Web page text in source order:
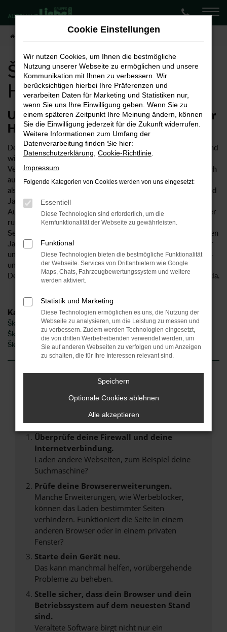
Zum
Hauptinhalt
springen
Škoda Karoq kaufen für Hannover
Škoda Karoq kaufen für
Hannover
Unser Vorschlag: ein Škoda Karoq für
Hannover
Der Škoda Karoq ist ein rundum überzeugendes Fahrzeug und
wie geschaffen für Hannover und Umgebung. Als
Vertragshändler für Škoda bieten wir Ihnen selbstverständlich
auch den Karoq in zahlreichen Ausstattungslinien und sowohl
als Neuwagen als auch gebraucht oder als Tageszulassung und
Jahreswagen. Wenn Sie sich für ein Fahrzeug aus dem
Autohaus Liebe entscheiden, kommen Sie in den Genuss einer
rundum kompetenten Beratung und eines umfangreichen
Services. Als Anbieter für den Škoda Karoq sind wir seit vielen
Jahren auch für unsere Kundinnen und Kunden aus Hannover
und Umgebung tätig. Unser Unternehmen existiert seit 1954
und ist mittlerweile an sechs Standorten im Herzen
Deutschlands und 2 Standorten in Norddeutschland für Sie da.
Kategorie
Škoda Karoq Gebrauchtwagen Hannover
Škoda Karoq Hannover
Škoda Karoq Jahreswagen Hannover
Fehler: Network Error
Hier sind ein paar Tipps, die dir helfen können:
Überprüfe deine Firewall und deine
Internetverbindung.
Laden andere Webseiten, zum Beispiel deine
Suchmaschine?
Prüfe deine Browsererweiterungen.
Manche Erweiterungen, wie Werbeblocker,
können das Laden bestimmter Seiten
verhindern. Funktioniert die Seite in einem
anderen Browser oder in einem privaten
Fenster?
Starte dein Gerät neu.
Das kann manchmal helfen, vorübergehende
Probleme zu beheben.
Stelle sicher, dass dein Browser und dein
Betriebssystem auf dem neuesten Stand
sind.
Veraltete Software birgt nicht nur ein
Cookie Einstellungen
Wir nutzen Cookies, um Ihnen die bestmögliche
Nutzung unserer Webseite zu ermöglichen und unsere
Kommunikation mit Ihnen zu verbessern. Wir
berücksichtigen hierbei Ihre Präferenzen und
verarbeiten Daten für Marketing und Statistiken nur,
wenn Sie uns Ihre Einwilligung geben. Wenn Sie zu
einem späteren Zeitpunkt Ihre Meinung ändern, können
Sie die Einwilligung jederzeit für die Zukunft widerrufen.
Weitere Informationen zum Umfang der
Datenverarbeitung finden Sie hier:
Datenschutzerklärung Cookie-Richtlinie
Impressum
Folgende Kategorien von Cookies werden von uns eingesetzt:
Essentiell
Diese Technologien sind erforderlich, um die
Kernfunktionalität der Webseite zu gewährleisten.
Funktional
Diese Technologien bieten die bestmögliche Funktionalität
der Webseite. Services von Drittanbietern wie Google
Maps, Chats, Fahrzeugbewertungssystem und weitere
werden aktiviert.
Statistik und Marketing
Diese Technologien ermöglichen es uns, die Nutzung der
Webseite zu analysieren, um die Leistung zu messen und
zu verbessern. Zudem werden Technologien eingesetzt,
die von dritten Werbetreibenden verwendet werden, um
Sie auf anderen Webseiten zu verfolgen und um Anzeigen
zu schalten, die für Ihre Interessen relevant sind.
Speichern
Optionale Cookies ablehnen
Alle akzeptieren